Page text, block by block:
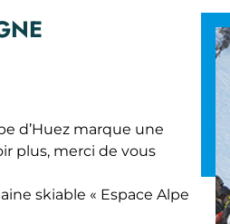
d’Huez marque une
plus, merci de vous
skiable « Espace Alpe